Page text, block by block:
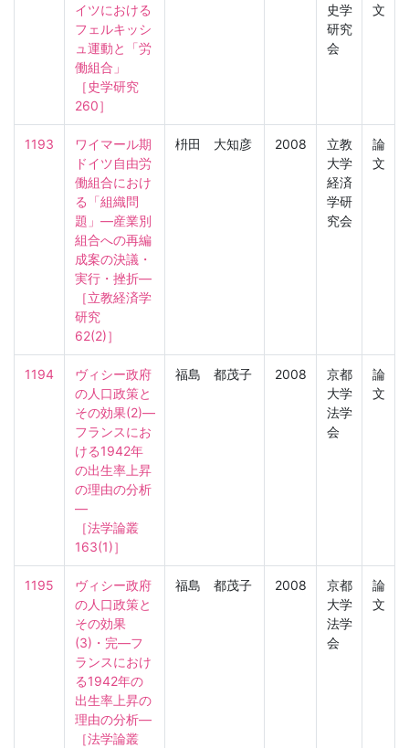
イツにおける
フェルキッシ
ュ運動と「労
働組合」
［史学研究
260］
史学
研究
会
文
1193
ワイマール期
ドイツ自由労
働組合におけ
る「組織問
題」―産業別
組合への再編
成案の決議・
実行・挫折―
［立教経済学
研究
62(2)］
枡田 大知彦 2008
立教
大学
経済
学研
究会
論
文
1194
ヴィシー政府
の人口政策と
その効果(2)―
フランスにお
ける1942年
の出生率上昇
の理由の分析
―
［法学論叢
163(1)］
福島 都茂子 2008
京都
大学
法学
会
論
文
1195
ヴィシー政府
の人口政策と
その効果
(3)・完―フ
ランスにおけ
る1942年の
出生率上昇の
理由の分析―
［法学論叢
福島 都茂子 2008
京都
大学
法学
会
論
文